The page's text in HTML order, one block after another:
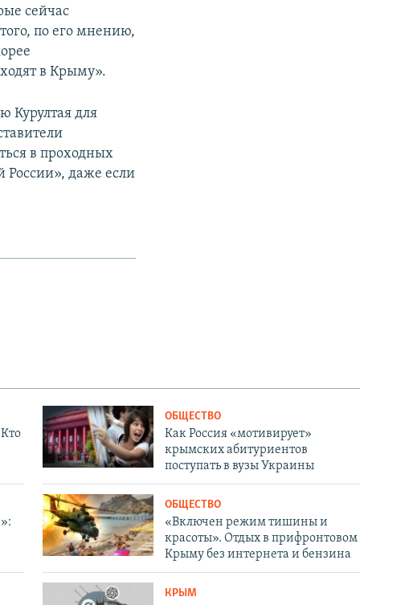
сейчас
по его мнению,
в Крыму».
Курултая для
в проходных
России», даже если
ОБЩЕСТВО
Как Россия «мотивирует»
крымских абитуриентов
поступать в вузы Украины
ОБЩЕСТВО
«Включен режим тишины и
красоты». Отдых в прифронтовом
Крыму без интернета и бензина
КРЫМ